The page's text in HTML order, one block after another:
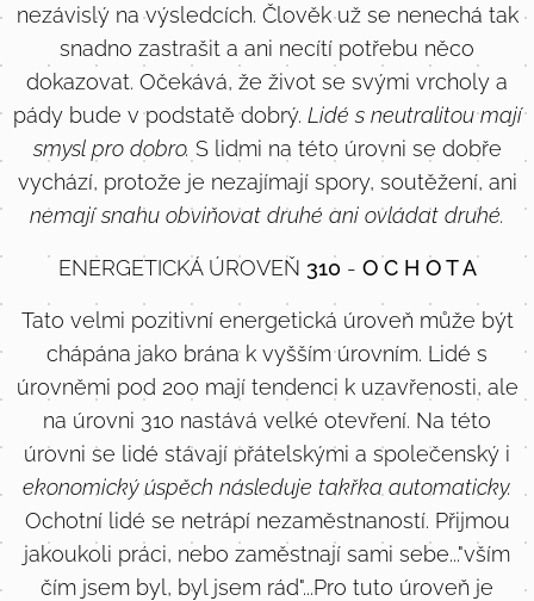
nezávislý na výsledcích. Člověk už se nenechá tak
snadno zastrašit a ani necítí potřebu něco
dokazovat. Očekává, že život se svými vrcholy a
pády bude v podstatě dobrý. Lidé s neutralitou mají
smysl pro dobro. S lidmi na této úrovni se dobře
vychází, protože je nezajímají spory, soutěžení, ani
nemají snahu obviňovat druhé ani ovládat druhé.
ENERGETICKÁ ÚROVEŇ 310 - O C H O T A
Tato velmi pozitivní energetická úroveň může být
chápána jako brána k vyšším úrovním. Lidé s
úrovněmi pod 200 mají tendenci k uzavřenosti, ale
na úrovni 310 nastává velké otevření. Na této
úrovni se lidé stávají přátelskými a společenský i
ekonomický úspěch následuje takřka automaticky.
Ochotní lidé se netrápí nezaměstnaností. Přijmou
jakoukoli práci, nebo zaměstnají sami sebe..."vším
čím jsem byl, byl jsem rád"...Pro tuto úroveň je